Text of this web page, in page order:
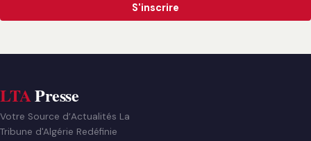
S'inscrire
LTAPresse
Votre Source d’Actualités La
Tribune d'Algérie Redéfinie